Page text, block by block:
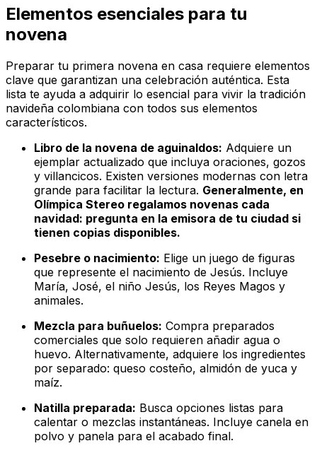
Elementos esenciales para tu
novena
Preparar tu primera novena en casa requiere elementos
clave que garantizan una celebración auténtica. Esta
lista te ayuda a adquirir lo esencial para vivir la tradición
navideña colombiana con todos sus elementos
característicos.
Libro de la novena de aguinaldos: Adquiere un
ejemplar actualizado que incluya oraciones, gozos
y villancicos. Existen versiones modernas con letra
grande para facilitar la lectura. Generalmente, en
Olímpica Stereo regalamos novenas cada
navidad: pregunta en la emisora de tu ciudad si
tienen copias disponibles.
Pesebre o nacimiento: Elige un juego de figuras
que represente el nacimiento de Jesús. Incluye
María, José, el niño Jesús, los Reyes Magos y
animales.
Mezcla para buñuelos: Compra preparados
comerciales que solo requieren añadir agua o
huevo. Alternativamente, adquiere los ingredientes
por separado: queso costeño, almidón de yuca y
maíz.
Natilla preparada: Busca opciones listas para
calentar o mezclas instantáneas. Incluye canela en
polvo y panela para el acabado final.